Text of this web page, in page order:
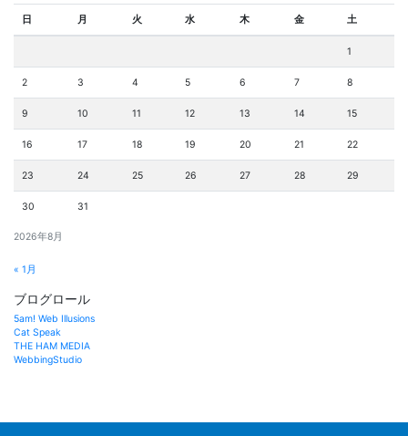
2026年8月
日 月 火 水 木 金 土
1
2 3 4 5 6 7 8
9 10 11 12 13 14 15
16 17 18 19 20 21 22
23 24 25 26 27 28 29
30 31
« 1月
ブログロール
5am! Web Illusions
Cat Speak
THE HAM MEDIA
WebbingStudio